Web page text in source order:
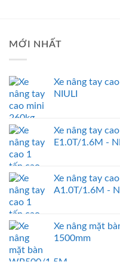
MỚI NHẤT
Xe nâng tay
NIULI
Xe nâng tay
E1.0T/1.6M -
Xe nâng tay
A1.0T/1.6M -
Xe nâng mặt
1500mm